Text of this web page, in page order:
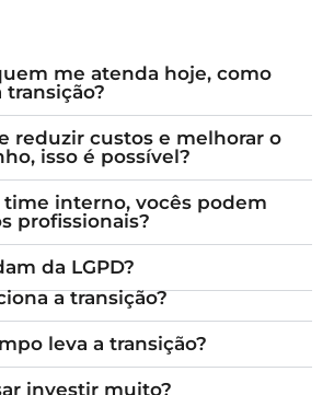
me atenda hoje, como
reduzir custos e melhorar o
isso é possível?
time interno, vocês podem
profissionais?
da LGPD?
a transição?
leva a transição?
investir muito?